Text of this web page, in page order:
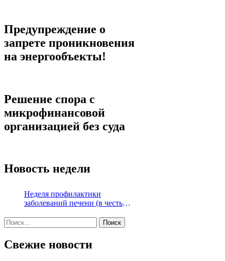
Предупреждение о
запрете проникновения
на энергообъекты!
Решение спора с
микрофинансовой
организацией без суда
Новость недели
Неделя профилактики
заболеваний печени (в честь
Найти:
Свежие новости